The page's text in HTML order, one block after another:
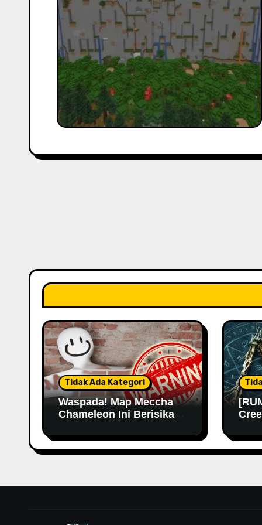
Tidak Ada Kategori
Waspada! Map Meccha
Chameleon Ini Berisikan